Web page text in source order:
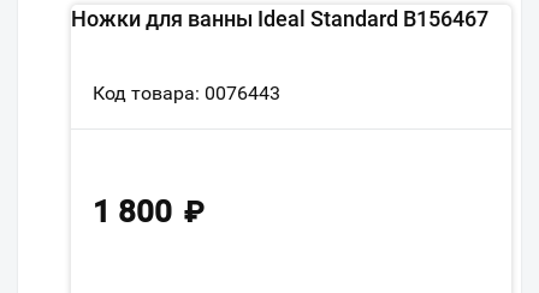
Ножки для ванны Ideal Standard B156467
Код товара: 0076443
1 800 ₽